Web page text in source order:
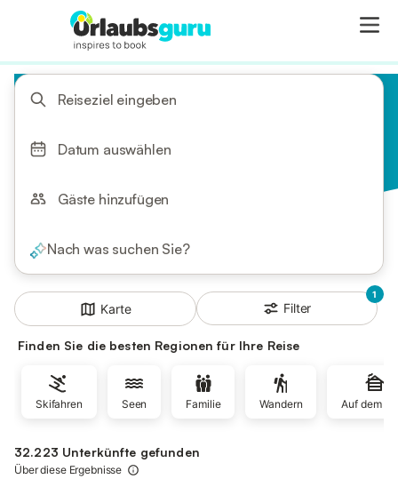
Reiseziel eingeben
Datum auswählen
Gäste hinzufügen
Nach was suchen Sie?
Karte
1
Filter
Finden Sie die besten Regionen für Ihre Reise
Skifahren Seen Familie Wandern Auf dem
32.223 Unterkünfte gefunden
Über diese Ergebnisse